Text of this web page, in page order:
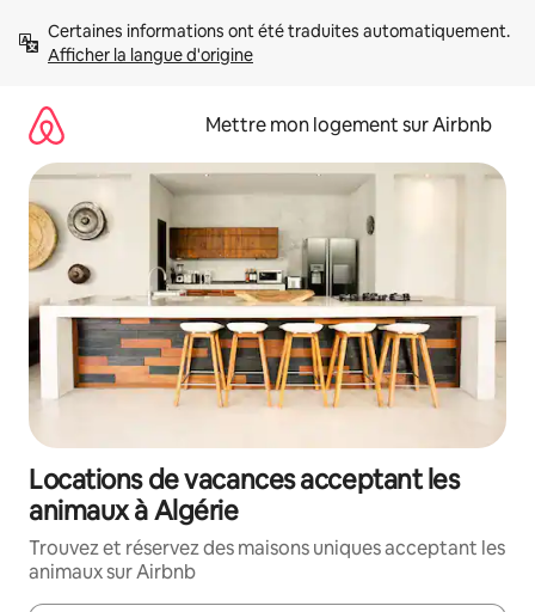
directement
Afficher la langue d'origine
Mettre mon logement sur Airbnb
Locations de vacances acceptant les
animaux à Algérie
Trouvez et réservez des maisons uniques acceptant les
animaux sur Airbnb